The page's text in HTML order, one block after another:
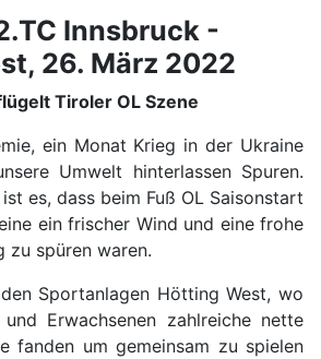
Innsbruck -
26. März 2022
Tiroler OL Szene
ein Monat Krieg in der Ukraine
Umwelt hinterlassen Spuren.
es, dass beim Fuß OL Saisonstart
ein frischer Wind und eine frohe
zu spüren waren.
Sportanlagen Hötting West, wo
Erwachsenen zahlreiche nette
fanden um gemeinsam zu spielen